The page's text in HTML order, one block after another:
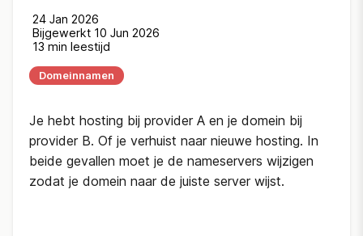
24 Jan 2026
Bijgewerkt 10 Jun 2026
13 min leestijd
Domeinnamen
Je hebt hosting bij provider A en je domein bij
provider B. Of je verhuist naar nieuwe hosting. In
beide gevallen moet je de nameservers wijzigen
zodat je domein naar de juiste server wijst.